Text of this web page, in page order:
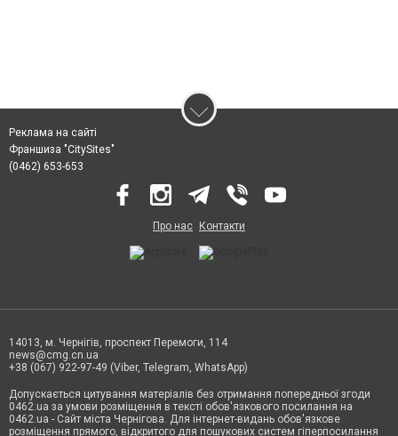
Реклама на сайті
Франшиза "CitySites"
(0462) 653-653
Про нас Контакти
14013, м. Чернігів, проспект Перемоги, 114
news@cmg.cn.ua
+38 (067) 922-97-49 (Viber, Telegram, WhatsApp)
Допускається цитування матеріалів без отримання попередньої згоди
0462.ua за умови розміщення в тексті обов'язкового посилання на
0462.ua - Сайт міста Чернігова. Для інтернет-видань обов'язкове
розміщення прямого, відкритого для пошукових систем гіперпосилання